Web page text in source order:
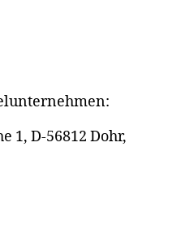
1, D-56812 Dohr,